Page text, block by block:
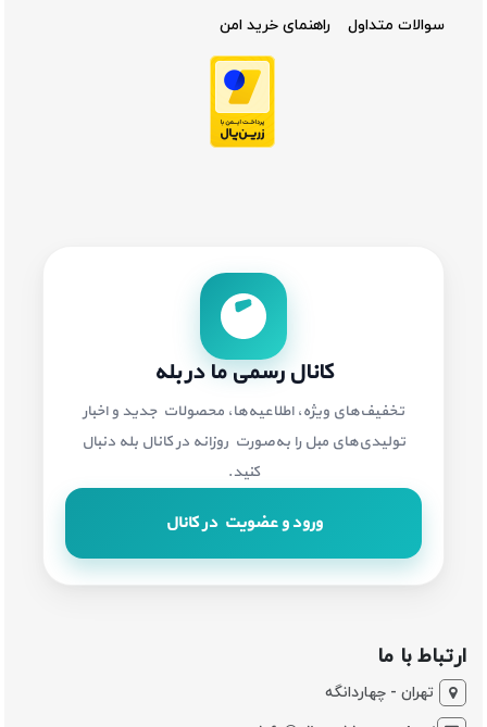
سوالات متداول
راهنمای خرید امن
کانال رسمی ما در بله
تخفیف‌های ویژه، اطلاعیه‌ها، محصولات جدید و اخبار
تولیدی‌های مبل را به‌صورت روزانه در کانال بله دنبال
کنید.
ورود و عضویت در کانال
ارتباط با ما
تهران - چهاردانگه